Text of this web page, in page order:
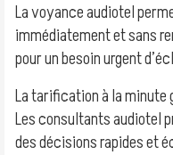
La voyance audiotel
immédiatement et sans
pour un besoin urgent
La tarification à la
Les consultants audiotel
des décisions rapides et